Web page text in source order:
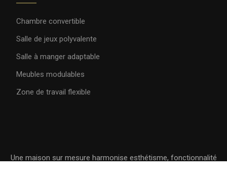
Chambre convertible
Salle de jeux polyvalente
Salle à manger adaptable
Meubles modulables
Zone de travail flexible
Une maison sur mesure harmonise esthétisme, fonctionnalité